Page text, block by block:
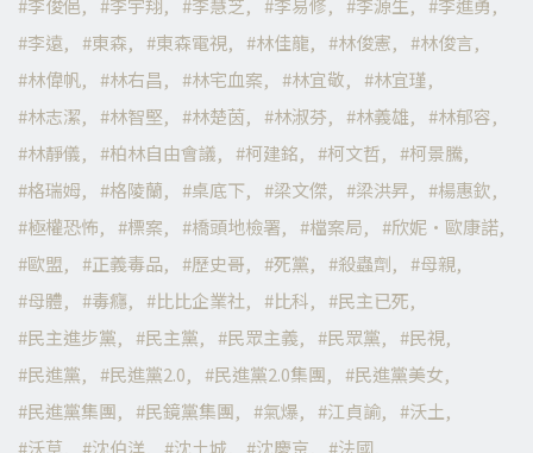
李俊俋
李宇翔 李慧芝 李易修 李源生
李進勇
李遠
東森 東森電視 林佳龍 林俊憲
林俊言
林偉帆
林右昌 林宅血案 林宜敬
林宜瑾
林志潔
林智堅 林楚茵 林淑芬 林義雄
林郁容
林靜儀
柏林自由會議 柯建銘 柯文哲
柯景騰
格瑞姆
格陵蘭 桌底下 梁文傑 梁洪昇
楊惠欽
極權恐怖
標案 橋頭地檢署 檔案局
欣妮·歐康諾
歐盟
正義毒品 歷史哥 死黨 殺蟲劑
母親
母體
毒癮 比比企業社 比科
民主已死
民主進步黨
民主黨 民眾主義 民眾黨
民視
民進黨
民進黨2.0 民進黨2.0集團
民進黨美女
民進黨集團
民鏡黨集團 氣爆 江貞諭
沃土
沃草
沈伯洋 沈土城 沈慶京
法國